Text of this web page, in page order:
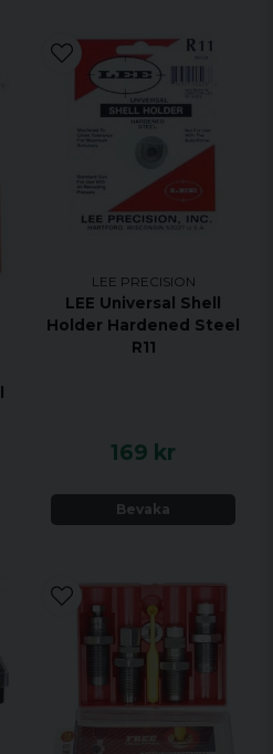
LEE PRECISION
LEE Universal Shell
Holder Hardened Steel
R11
169 kr
Bevaka